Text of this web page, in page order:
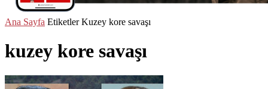
Ana Sayfa Etiketler Kuzey kore savaşı
kuzey kore savaşı